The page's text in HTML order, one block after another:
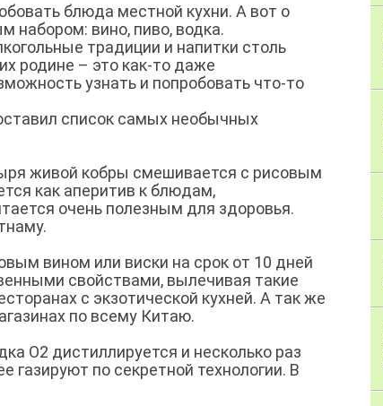
блюда местной кухни. А вот о
набором: вино, пиво, водка.
традиции и напитки столь
родине – это как-то даже
узнать и попробовать что-то
список самых необычных
живой кобры смешивается с рисовым
как аперитив к блюдам,
очень полезным для здоровья.
вином или виски на срок от 10 дней
свойствами, вылечивая такие
с экзотической кухней. А так же
по всему Китаю.
О2 дистиллируется и несколько раз
газируют по секретной технологии. В